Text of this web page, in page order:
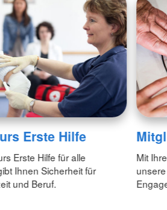
Erste Hilfe
Erste Hilfe für alle
Ihnen Sicherheit für
und Beruf.
Mit